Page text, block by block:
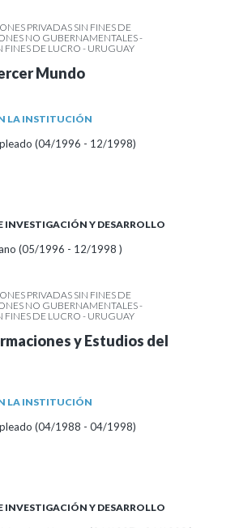
PRIVADAS SIN FINES DE
NO GUBERNAMENTALES -
DE LUCRO - URUGUAY
Mundo
LA INSTITUCIÓN
(04/1996 - 12/1998)
INVESTIGACIÓN Y DESARROLLO
(05/1996 - 12/1998 )
PRIVADAS SIN FINES DE
NO GUBERNAMENTALES -
DE LUCRO - URUGUAY
y Estudios del
LA INSTITUCIÓN
(04/1988 - 04/1998)
INVESTIGACIÓN Y DESARROLLO